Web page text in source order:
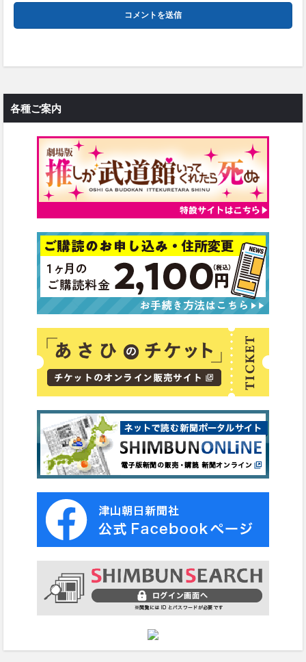
各種ご案内